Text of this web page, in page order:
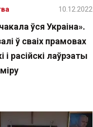
ўся Украіна».
ў сваіх прамовах
і расійскі лаўрэаты
10.12.2022